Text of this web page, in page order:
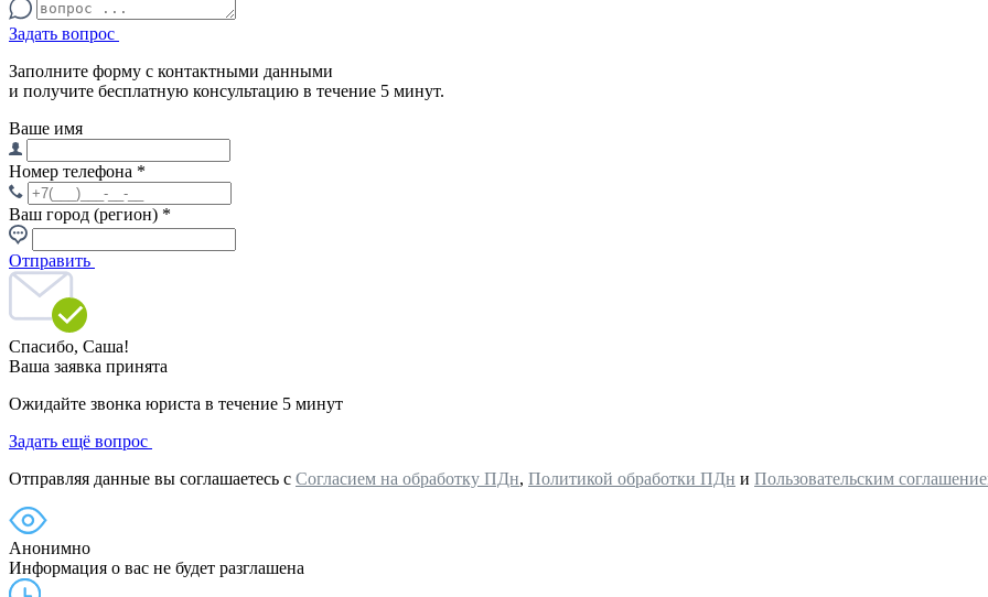
Задать вопрос
Заполните форму с контактными данными
и получите бесплатную консультацию в течение 5 минут.
Ваше имя
Номер телефона *
Ваш город (регион) *
Отправить
Спасибо, Саша!
Ваша заявка принята
Ожидайте звонка юриста в течение 5 минут
Задать ещё вопрос
Отправляя данные вы соглашаетесь с Согласием на обработку ПДн, Политикой обработки ПДн и Пользовательским
Анонимно
Информация о вас не будет разглашена